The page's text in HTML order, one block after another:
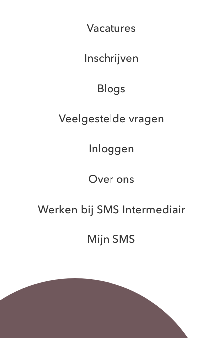
Vacatures
Inschrijven
Blogs
Veelgestelde vragen
Inloggen
Over ons
Werken bij SMS Intermediair
Mijn SMS